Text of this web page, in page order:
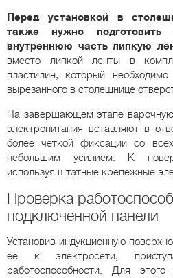
Перед установкой в
также нужно
внутреннюю часть липкую
вместо липкой ленты в
пластилин, который
вырезанного в столешнице
На завершающем этапе
электропитания вставляют в
более четкой фиксации со
небольшим усилием. К
используя штатные крепежные
Проверка
подключенной панели
Установив индукционную
ее к электросети,
работоспособности. Для